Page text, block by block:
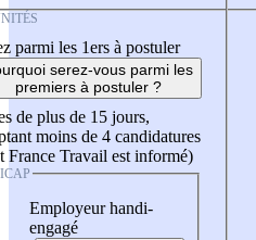
parmi les 1ers à postuler
serez-vous parmi les
premiers à postuler ?
de plus de 15 jours,
moins de 4 candidatures
France Travail est informé)
Employeur handi-
engagé